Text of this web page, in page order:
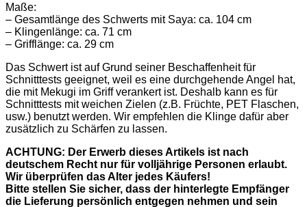
Maße:
– Gesamtlänge des Schwerts mit Saya: ca. 104 cm
– Klingenlänge: ca. 71 cm
– Grifflänge: ca. 29 cm
Das Schwert ist auf Grund seiner Beschaffenheit für
Schnitttests geeignet, weil es eine durchgehende Angel hat,
die mit Mekugi im Griff verankert ist. Deshalb kann es für
Schnitttests mit weichen Zielen (z.B. Früchte, PET Flaschen,
usw.) benutzt werden. Wir empfehlen die Klinge dafür aber
zusätzlich zu Schärfen zu lassen.
ACHTUNG: Der Erwerb dieses Artikels ist nach
deutschem Recht nur für volljährige Personen erlaubt.
Wir überprüfen das Alter jedes Käufers!
Bitte stellen Sie sicher, dass der hinterlegte Empfänger
die Lieferung persönlich entgegen nehmen und sein